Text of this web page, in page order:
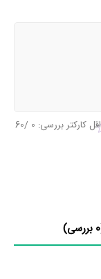
کارکتر بررسی: 0
/60
0 بررسی)